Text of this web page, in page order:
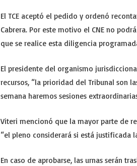
El TCE aceptó el pedido y ordenó
Cabrera. Por este motivo el CNE no
que se realice esta diligencia
El presidente del organismo
recursos, “la prioridad del Tribunal son
semana haremos sesiones
Viteri mencionó que la mayor parte de
“el pleno considerará si está justificada
En caso de aprobarse, las urnas serán